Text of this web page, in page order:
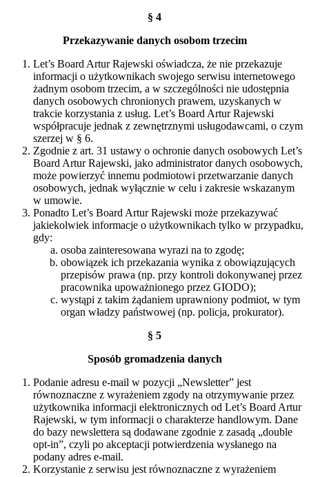
§ 4
Przekazywanie danych osobom trzecim
Let’s Board Artur Rajewski oświadcza, że nie przekazuje
informacji o użytkownikach swojego serwisu internetowego
żadnym osobom trzecim, a w szczególności nie udostępnia
danych osobowych chronionych prawem, uzyskanych w
trakcie korzystania z usług. Let’s Board Artur Rajewski
współpracuje jednak z zewnętrznymi usługodawcami, o czym
szerzej w § 6.
Zgodnie z art. 31 ustawy o ochronie danych osobowych Let’s
Board Artur Rajewski, jako administrator danych osobowych,
może powierzyć innemu podmiotowi przetwarzanie danych
osobowych, jednak wyłącznie w celu i zakresie wskazanym
w umowie.
Ponadto Let’s Board Artur Rajewski może przekazywać
jakiekolwiek informacje o użytkownikach tylko w przypadku,
gdy:
osoba zainteresowana wyrazi na to zgodę;
obowiązek ich przekazania wynika z obowiązujących
przepisów prawa (np. przy kontroli dokonywanej przez
pracownika upoważnionego przez GIODO);
wystąpi z takim żądaniem uprawniony podmiot, w tym
organ władzy państwowej (np. policja, prokurator).
§ 5
Sposób gromadzenia danych
Podanie adresu e-mail w pozycji „Newsletter” jest
równoznaczne z wyrażeniem zgody na otrzymywanie przez
użytkownika informacji elektronicznych od Let’s Board Artur
Rajewski, w tym informacji o charakterze handlowym. Dane
do bazy newslettera są dodawane zgodnie z zasadą „double
opt-in”, czyli po akceptacji potwierdzenia wysłanego na
podany adres e-mail.
Korzystanie z serwisu jest równoznaczne z wyrażeniem